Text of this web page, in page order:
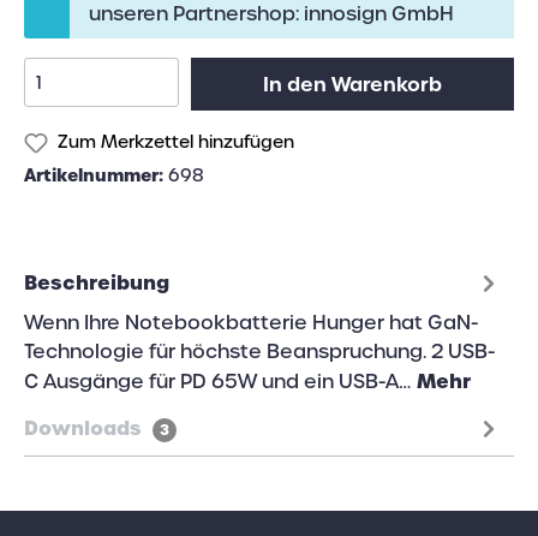
unseren Partnershop: innosign GmbH
In den Warenkorb
Zum Merkzettel hinzufügen
Artikelnummer: 698
Beschreibung
Wenn Ihre Notebookbatterie Hunger hat GaN-
Technologie für höchste Beanspruchung. 2 USB-
C Ausgänge für PD 65W und ein USB-A… Mehr
Downloads
3